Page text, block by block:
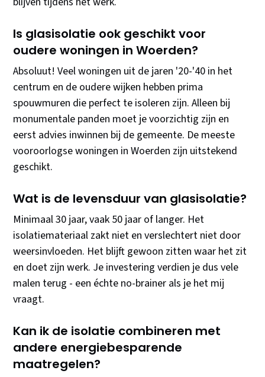
Is glasisolatie ook geschikt voor
oudere woningen in Woerden?
Absoluut! Veel woningen uit de jaren '20-'40 in het
centrum en de oudere wijken hebben prima
spouwmuren die perfect te isoleren zijn. Alleen bij
monumentale panden moet je voorzichtig zijn en
eerst advies inwinnen bij de gemeente. De meeste
vooroorlogse woningen in Woerden zijn uitstekend
geschikt.
Wat is de levensduur van glasisolatie?
Minimaal 30 jaar, vaak 50 jaar of langer. Het
isolatiemateriaal zakt niet en verslechtert niet door
weersinvloeden. Het blijft gewoon zitten waar het zit
en doet zijn werk. Je investering verdien je dus vele
malen terug - een échte no-brainer als je het mij
vraagt.
Kan ik de isolatie combineren met
andere energiebesparende
maatregelen?